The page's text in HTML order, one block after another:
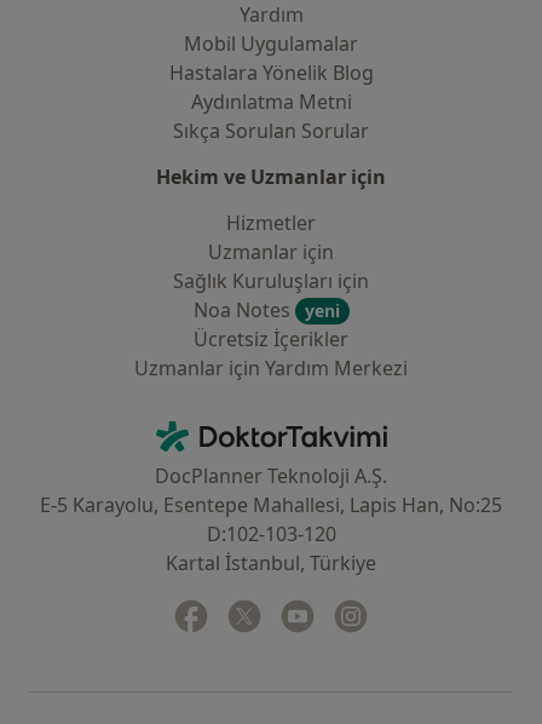
Yardım
Mobil Uygulamalar
Hastalara Yönelik Blog
Aydınlatma Metni
Sıkça Sorulan Sorular
Hekim ve Uzmanlar için
Hizmetler
Uzmanlar için
Sağlık Kuruluşları için
Noa Notes
yeni
Ücretsiz İçerikler
Uzmanlar için Yardım Merkezi
DoktorTakvimi - Ana Sayfa
DocPlanner Teknoloji A.Ş.
E-5 Karayolu, Esentepe Mahallesi, Lapis Han, No:25
D:102-103-120
Kartal İstanbul, Türkiye
Facebook
yeni bir sekmede açılır
Twitter
yeni bir sekmede açılır
Youtube
yeni bir sekmede açılır